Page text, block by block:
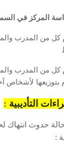
كل من المدرب
كل من المدرب
التأديبية :
حدوث انتهاك
: